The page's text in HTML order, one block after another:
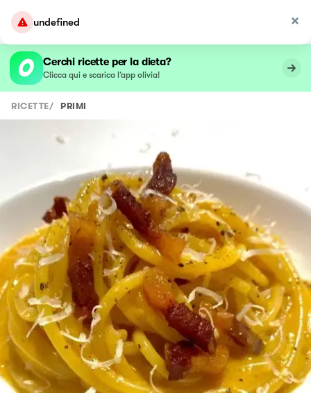
undefined
Cerchi ricette per la dieta?
Clicca qui e scarica l’app olivia!
RICETTE/ PRIMI